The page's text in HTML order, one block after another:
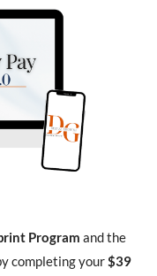
Program and the
completing your$39